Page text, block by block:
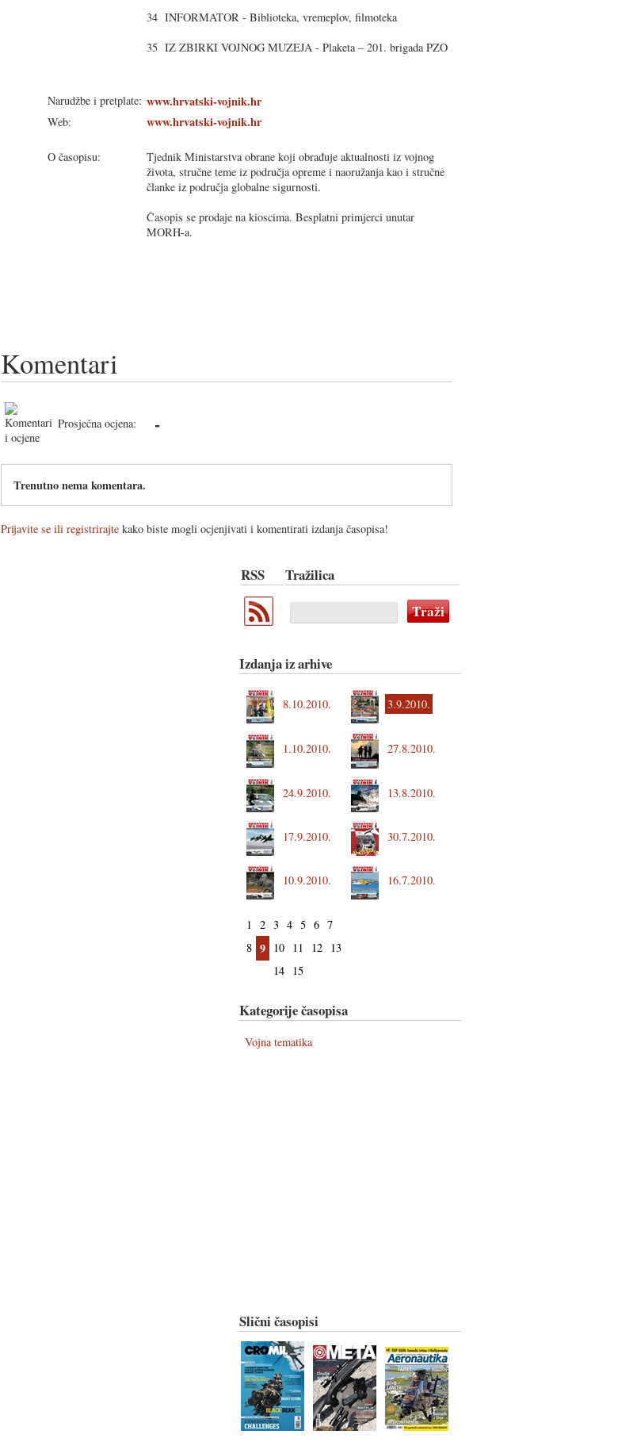
34 INFORMATOR - Biblioteka, vremeplov, filmoteka
35 IZ ZBIRKI VOJNOG MUZEJA - Plaketa – 201. brigada PZO
Narudžbe i pretplate: www.hrvatski-vojnik.hr
Web: www.hrvatski-vojnik.hr
O časopisu:
Tjednik Ministarstva obrane koji obrađuje aktualnosti iz vojnog
života, stručne teme iz područja opreme i naoružanja kao i stručne
članke iz područja globalne sigurnosti.
Časopis se prodaje na kioscima. Besplatni primjerci unutar
MORH-a.
Komentari
Prosječna ocjena: -
Trenutno nema komentara.
Prijavite se ili registrirajte kako biste mogli ocjenjivati i komentirati izdanja časopisa!
RSS Tražilica
Izdanja iz arhive
8.10.2010. 3.9.2010.
1.10.2010. 27.8.2010.
24.9.2010. 13.8.2010.
17.9.2010. 30.7.2010.
10.9.2010. 16.7.2010.
1 2 3 4 5 6 7
8 9 10 11 12
13
14
15
Kategorije časopisa
Vojna tematika
Slični časopisi